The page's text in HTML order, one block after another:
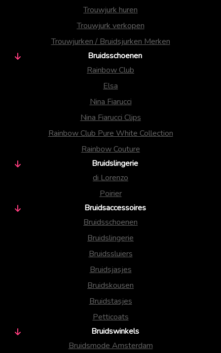
Trouwjurk huren
Trouwjurk verkopen
Trouwjurken / Bruidsjurken Merken
Bruidsschoenen
Rainbow Club
Elsa
Nina Fiarucci
Nina Fiarucci Clips
Rainbow Club Pure White Collection
Rainbow Couture
Bruidslingerie
di Lorenzo
Poirier
Bruidsaccessoires
Bruidsschoenen
Bruidslingerie
Bruidssluiers
Bruidsjasjes
Bruidskousen
Bruidstasjes
Petticoats
Bruidswinkels
Bruidsmode Amsterdam